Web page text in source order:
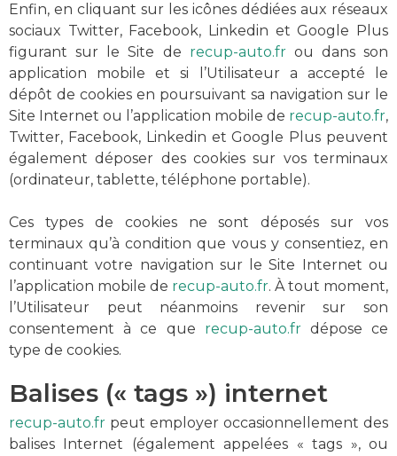
Enfin, en cliquant sur les icônes dédiées aux réseaux
sociaux Twitter, Facebook, Linkedin et Google Plus
figurant sur le Site de recup-auto.frou dans son
application mobile et si l’Utilisateur a accepté le
dépôt de cookies en poursuivant sa navigation sur le
Site Internet ou l’application mobile de recup-auto.fr,
Twitter, Facebook, Linkedin et Google Plus peuvent
également déposer des cookies sur vos terminaux
(ordinateur, tablette, téléphone portable).
Ces types de cookies ne sont déposés sur vos
terminaux qu’à condition que vous y consentiez, en
continuant votre navigation sur le Site Internet ou
l’application mobile de recup-auto.fr. À tout moment,
l’Utilisateur peut néanmoins revenir sur son
consentement à ce que recup-auto.frdépose ce
type de cookies.
Balises (« tags ») internet
recup-auto.fr peut employer occasionnellement des
balises Internet (également appelées « tags », ou